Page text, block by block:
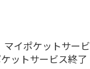
イポケットサービ
ットサービス終了